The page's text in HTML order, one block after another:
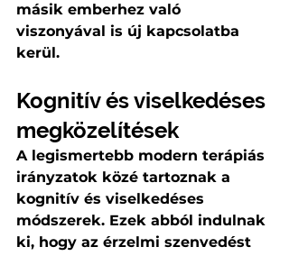
másik emberhez való
viszonyával is új kapcsolatba
kerül.
Kognitív és viselkedéses
megközelítések
A legismertebb modern terápiás
irányzatok közé tartoznak a
kognitív és viselkedéses
módszerek. Ezek abból indulnak
ki, hogy az érzelmi szenvedést